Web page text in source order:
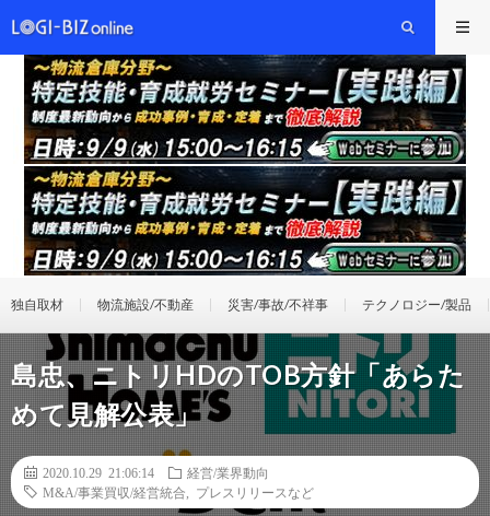
独自取材 物流施設/不動産 災害/事故/不祥事 テクノロジー/製品
島忠、ニトリHDのTOB方針「あらた
めて見解公表」
2020.10.29 21:06:14
経営/業界動向
M&A/事業買収/経営統合
プレスリリースなど